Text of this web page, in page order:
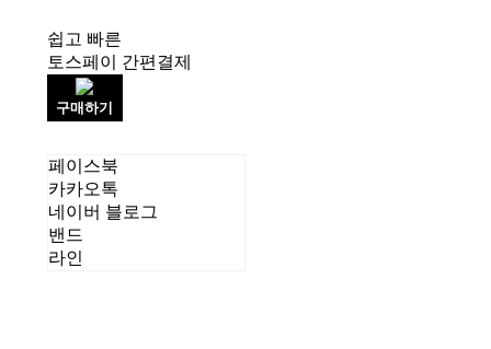
쉽고 빠른
토스페이 간편결제
구매하기
페이스북
카카오톡
네이버 블로그
밴드
라인